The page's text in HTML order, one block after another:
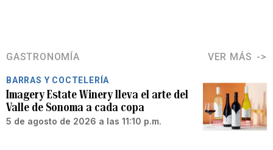
GASTRONOMÍA VER MÁS
BARRAS Y COCTELERÍA
Imagery Estate Winery lleva el arte del
Valle de Sonoma a cada copa
5 de agosto de 2026 a las 11:10 p.m.